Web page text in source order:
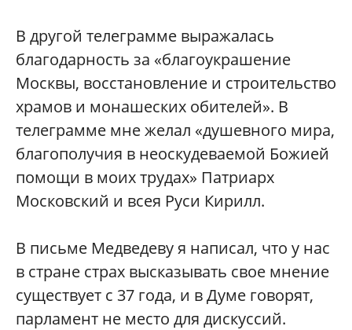
В другой телеграмме выражалась
благодарность за «благоукрашение
Москвы, восстановление и строительство
храмов и монашеских обителей». В
телеграмме мне желал «душевного мира,
благополучия в неоскудеваемой Божией
помощи в моих трудах» Патриарх
Московский и всея Руси Кирилл.
В письме Медведеву я написал, что у нас
в стране страх высказывать свое мнение
существует с 37 года, и в Думе говорят,
парламент не место для дискуссий.